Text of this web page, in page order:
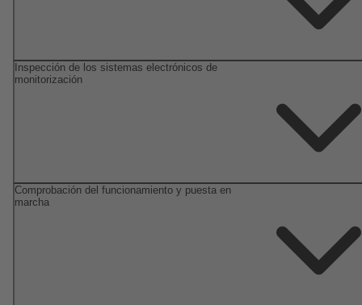
Inspección de los sistemas electrónicos de
monitorización
Comprobación del funcionamiento y puesta en
marcha